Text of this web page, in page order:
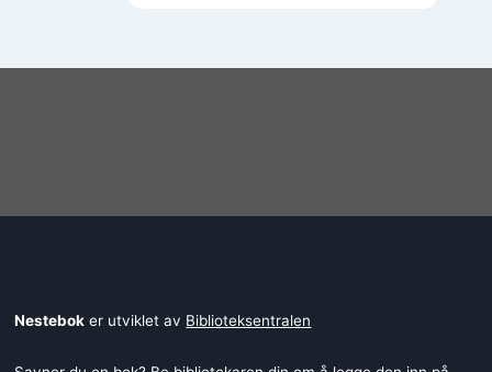
Nestebok er utviklet av Biblioteksentralen